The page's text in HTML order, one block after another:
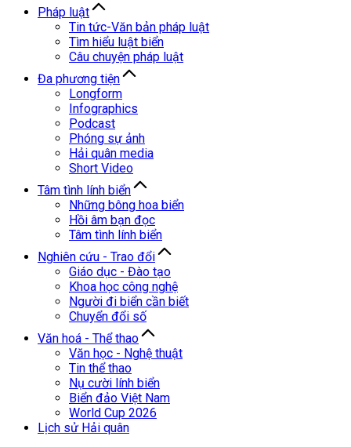
Pháp luật
Tin tức-Văn bản pháp luật
Tìm hiểu luật biển
Câu chuyện pháp luật
Đa phương tiện
Longform
Infographics
Podcast
Phóng sự ảnh
Hải quân media
Short Video
Tâm tình lính biển
Những bông hoa biển
Hồi âm bạn đọc
Tâm tình lính biển
Nghiên cứu - Trao đổi
Giáo dục - Đào tạo
Khoa học công nghệ
Người đi biển cần biết
Chuyển đổi số
Văn hoá - Thể thao
Văn học - Nghệ thuật
Tin thể thao
Nụ cười lính biển
Biển đảo Việt Nam
World Cup 2026
Lịch sử Hải quân